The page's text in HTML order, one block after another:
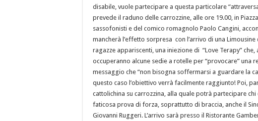
disabile, vuole partecipare a questa particolare
prevede il raduno delle carrozzine, alle ore 19.00, in
sassofonisti e del comico romagnolo Paolo Cangini,
mancherà l’effetto sorpresa con l’arrivo di una
ragazze appariscenti, una iniezione di “Love Terapy”
occuperanno alcune sedie a rotelle per “provocare” una
messaggio che “non bisogna soffermarsi a guardare la
questo caso l’obiettivo verrà facilmente raggiunto! Poi,
cattolichina su carrozzina, alla quale potrà partecipare
faticosa prova di forza, soprattutto di braccia, anche il
Giovanni Ruggeri. L’arrivo sarà presso il Ristorante